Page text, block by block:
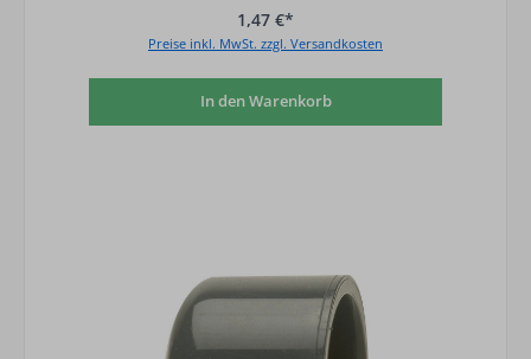
1,47 €*
Preise inkl. MwSt. zzgl. Versandkosten
In den Warenkorb